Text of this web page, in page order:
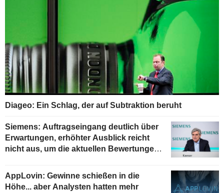
Diageo: Ein Schlag, der auf Subtraktion beruht
Siemens: Auftragseingang deutlich über
Erwartungen, erhöhter Ausblick reicht
nicht aus, um die aktuellen Bewertungen
AppLovin: Gewinne schießen in die
Höhe... aber Analysten hatten mehr